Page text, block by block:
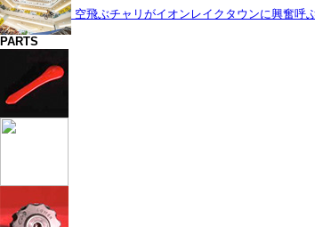
空飛ぶチャリがイオンレイクタウンに興奮呼
PARTS